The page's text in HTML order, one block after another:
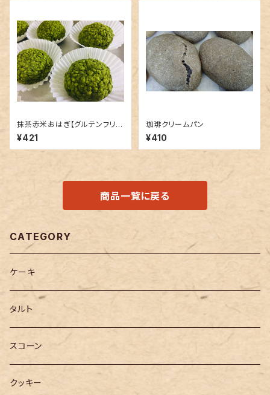
抹茶赤米おはぎ【グルテンフリ
ー】
¥421
珈琲クリームパン
¥410
商品一覧に戻る
CATEGORY
ケーキ
タルト
スコーン
クッキー